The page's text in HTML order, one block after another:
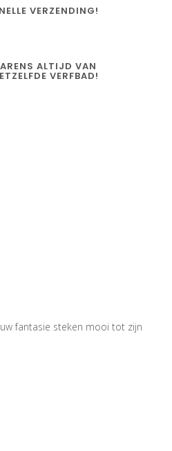
VERZENDING!
ALTIJD VAN
VERFBAD!
fantasie steken mooi tot zijn